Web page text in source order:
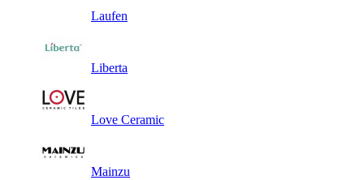
Laufen
Liberta
Love Ceramic
Mainzu